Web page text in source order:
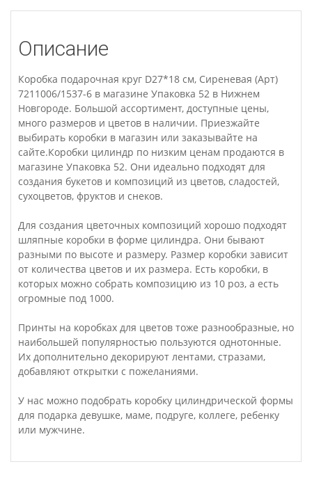
Описание
Коробка подарочная круг D27*18 см, Сиреневая (Арт)
7211006/1537-6 в магазине Упаковка 52 в Нижнем
Новгороде. Большой ассортимент, доступные цены,
много размеров и цветов в наличии. Приезжайте
выбирать коробки в магазин или заказывайте на
сайте.Коробки цилиндр по низким ценам продаются в
магазине Упаковка 52. Они идеально подходят для
создания букетов и композиций из цветов, сладостей,
сухоцветов, фруктов и снеков.
Для создания цветочных композиций хорошо подходят
шляпные коробки в форме цилиндра. Они бывают
разными по высоте и размеру. Размер коробки зависит
от количества цветов и их размера. Есть коробки, в
которых можно собрать композицию из 10 роз, а есть
огромные под 1000.
Принты на коробках для цветов тоже разнообразные, но
наибольшей популярностью пользуются однотонные.
Их дополнительно декорируют лентами, стразами,
добавляют открытки с пожеланиями.
У нас можно подобрать коробку цилиндрической формы
для подарка девушке, маме, подруге, коллеге, ребенку
или мужчине.